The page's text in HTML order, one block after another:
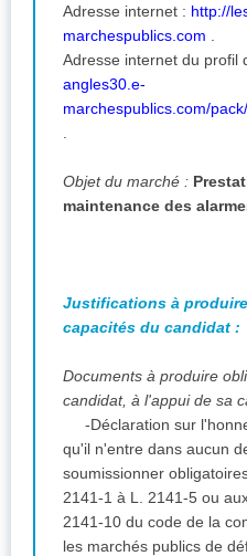
Adresse internet : http://
marchespublics.com
Adresse internet du profil
angles30.e-
marchespublics.com/
Objet du marché :
maintenance des
Justifications à
capacités du candidat :
Documents à produire
candidat, à l'appui de sa
-Déclaration sur
qu'il n'entre dans aucun
soumissionner
2141-1 à L. 2141-5 ou
2141-10 du code de la
les marchés publics de